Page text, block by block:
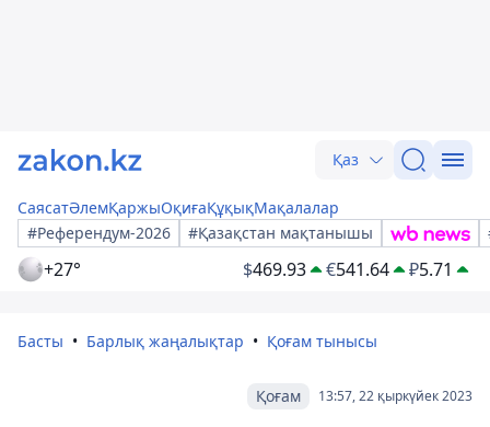
Қаз
СаясатӘлемҚаржыОқиғаҚұқықМақалалар
#Референдум-2026
#Қазақстан мақтанышы
+27° $469.93 €541.64 ₽5.71
Басты Барлық жаңалықтар Қоғам тынысы
13:57, 22 қыркүйек 2023
Қоғам